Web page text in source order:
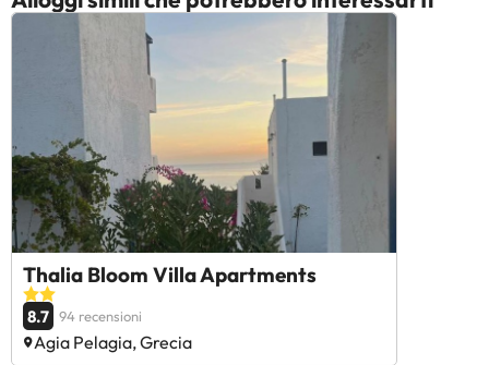
Thalia Bloom Villa Apartments
8.7 94 recensioni
Agia Pelagia, Grecia